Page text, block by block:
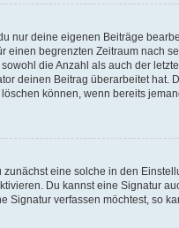
nur deine eigenen Beiträge
einen begrenzten Zeitraum nach
die Anzahl als auch der
deinen Beitrag überarbeitet
können, wenn bereits
eine solche in den
Du kannst eine Signatur
verfassen möchtest, so